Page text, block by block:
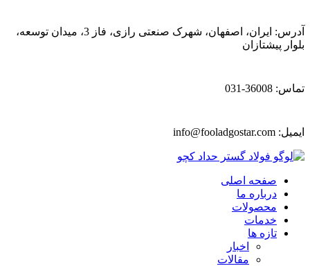
آدرس: ایران، اصفهان، شهرک صنعتی رازی، فاز 3، میدان توسعه،
بلوار پیشتازان
تماس: 36008-031
ایمیل: info@fooladgostar.com
صفحه اصلی
درباره ما
محصولات
خدمات
تازه ها
اخبار
مقالات